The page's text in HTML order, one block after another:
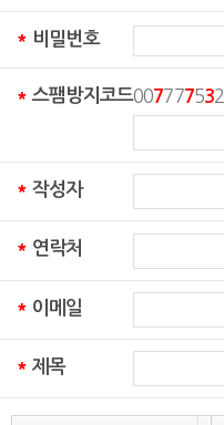
* 비밀번호
* 스팸방지코드007777532
* 작성자
* 연락처
* 이메일
* 제목